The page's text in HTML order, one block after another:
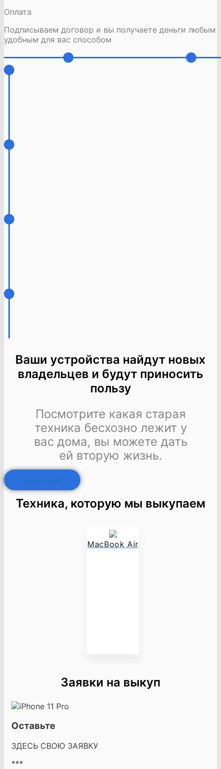
Оплата
Подписываем договор и вы получаете деньги любым
удобным для вас способом
Ваши устройства найдут новых
владельцев и будут приносить
пользу
Посмотрите какая старая
техника бесхозно лежит у
вас дома, вы можете дать
ей вторую жизнь.
Узнать цену
Техника, которую мы выкупаем
MacBook Air
Заявки на выкуп
Оставьте
ЗДЕСЬ СВОЮ ЗАЯВКУ
***